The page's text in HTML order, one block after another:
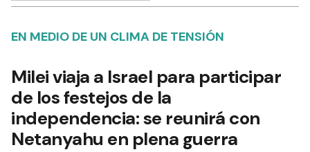
EN MEDIO DE UN CLIMA DE TENSIÓN
Milei viaja a Israel para participar
de los festejos de la
independencia: se reunirá con
Netanyahu en plena guerra